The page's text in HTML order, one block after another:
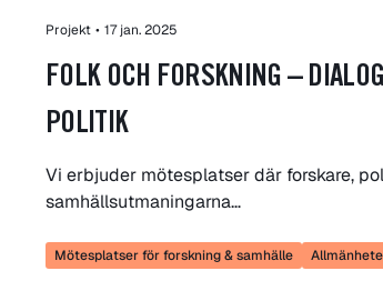
Projekt • 17 jan. 2025
FOLK OCH FORSKNING –
POLITIK
Vi erbjuder mötesplatser där forskare,
samhällsutmaningarna…
Mötesplatser för forskning & samhälle